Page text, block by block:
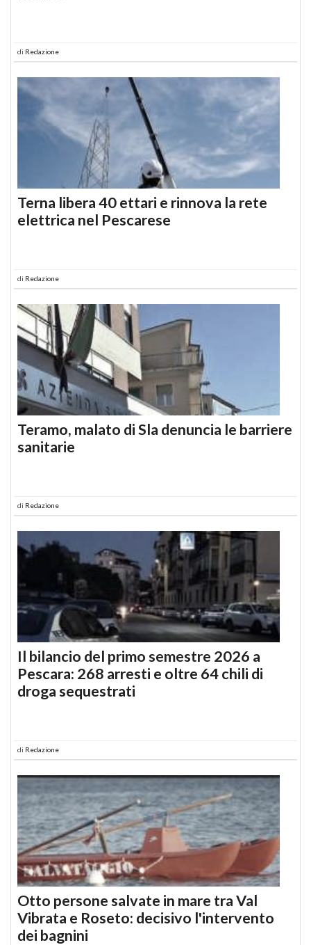
di Redazione
Terna libera 40 ettari e rinnova la rete
elettrica nel Pescarese
di Redazione
Teramo, malato di Sla denuncia le barriere
sanitarie
di Redazione
Il bilancio del primo semestre 2026 a
Pescara: 268 arresti e oltre 64 chili di
droga sequestrati
di Redazione
Otto persone salvate in mare tra Val
Vibrata e Roseto: decisivo l'intervento
dei bagnini